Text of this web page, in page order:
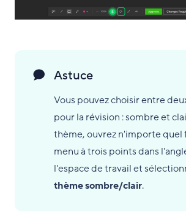
Astuce
Vous pouvez choisir entre
pour la révision : sombre et
thème, ouvrez n'importe quel
menu à trois points dans
l'espace de travail et
thème sombre/clair.